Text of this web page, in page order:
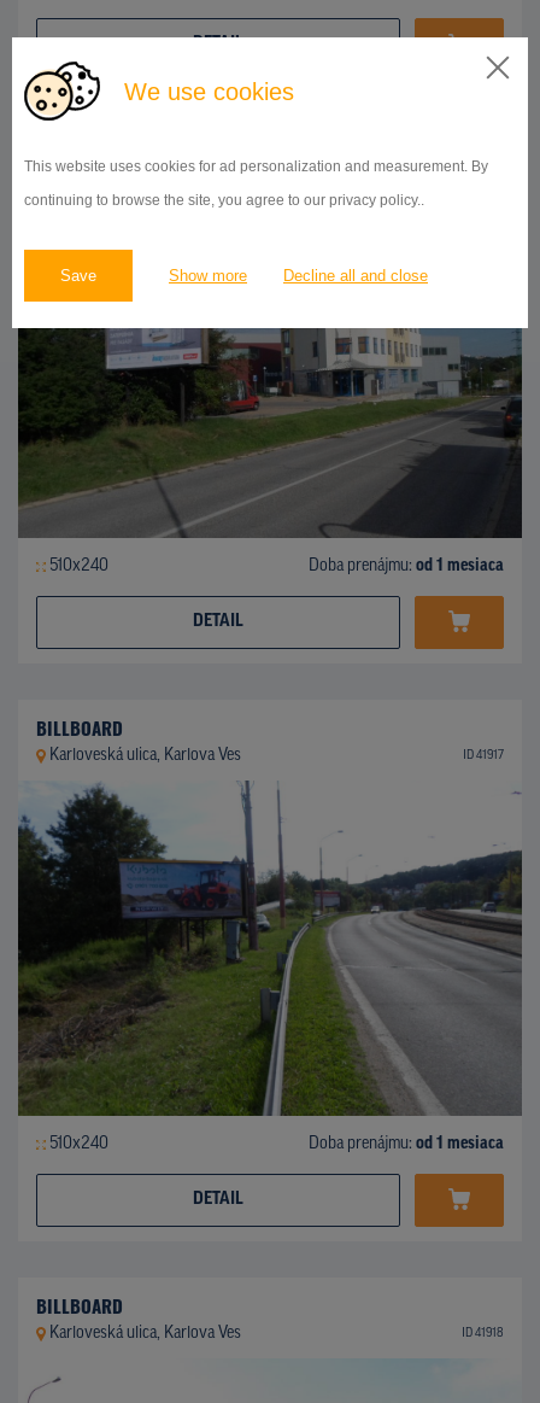
We use cookies
This website uses cookies for ad personalization and measurement. By
continuing to browse the site, you agree to our privacy policy..
Save Show more Decline all and close
Polianky, Dúbravka ID 41916
510x240 Doba prenájmu: od 1 mesiaca
DETAIL
BILLBOARD
Karloveská ulica, Karlova Ves ID 41917
510x240 Doba prenájmu: od 1 mesiaca
DETAIL
BILLBOARD
Karloveská ulica, Karlova Ves ID 41918